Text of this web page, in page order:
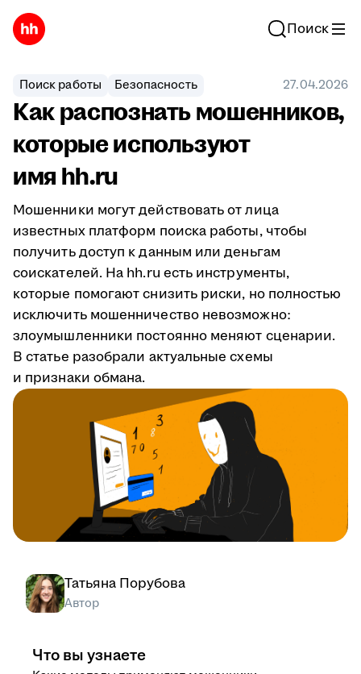
Поиск
Поиск работы Безопасность 27.04.2026
Как распознать мошенников,
которые используют
имя hh.ru
Мошенники могут действовать от лица
известных платформ поиска работы, чтобы
получить доступ к данным или деньгам
соискателей. На hh.ru есть инструменты,
которые помогают снизить риски, но полностью
исключить мошенничество невозможно:
злоумышленники постоянно меняют сценарии.
В статье разобрали актуальные схемы
и признаки обмана.
Татьяна Порубова
Автор
Что вы узнаете